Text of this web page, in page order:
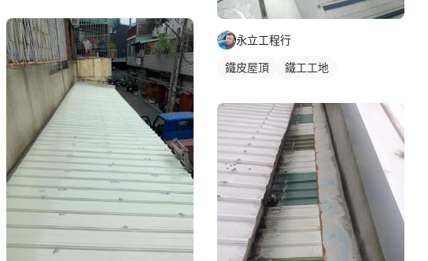
永立工程行
鐵皮屋頂 鐵工工地